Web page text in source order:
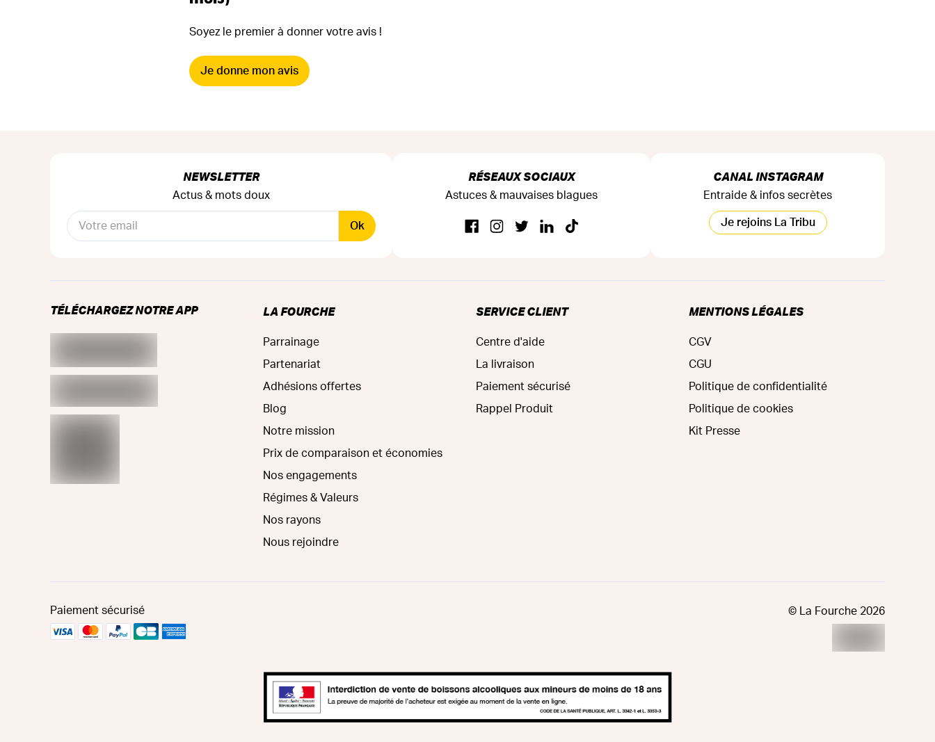
Soyez le premier à donner votre avis !
Je donne mon avis
NEWSLETTER
Actus & mots doux
Ok
RÉSEAUX SOCIAUX
Astuces & mauvaises blagues
CANAL INSTAGRAM
Entraide & infos secrètes
Je rejoins La Tribu
TÉLÉCHARGEZ NOTRE APP LA FOURCHE
Parrainage
Partenariat
Adhésions offertes
Blog
Notre mission
Prix de comparaison et économies
Nos engagements
Régimes & Valeurs
Nos rayons
Nous rejoindre
SERVICE CLIENT
Centre d'aide
La livraison
Paiement sécurisé
Rappel Produit
MENTIONS LÉGALES
CGV
CGU
Politique de confidentialité
Politique de cookies
Kit Presse
Paiement sécurisé © La Fourche 2026